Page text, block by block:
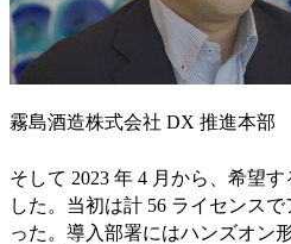
霧島酒造株式会社 DX 推進本部
そして 2023 年 4 月から、希望
した。当初は計 56 ライセンス
った。導入部署にはハンズオン